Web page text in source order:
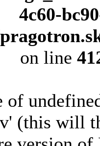
4c60-
on line
of
(this will